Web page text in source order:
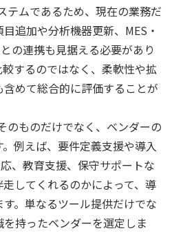
テムであるため、現在の業務だ
追加や分析機器更新、MES・
の連携も見据える必要があり
するのではなく、柔軟性や拡
めて総合的に評価することが
のものだけでなく、ベンダーの
例えば、要件定義支援や導入
、教育支援、保守サポートな
してくれるのかによって、導
。単なるツール提供だけでな
持ったベンダーを選定しま